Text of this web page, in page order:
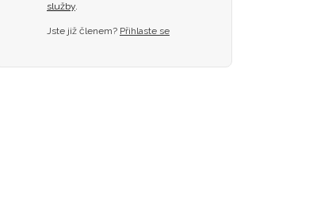
služby.
Jste již členem? Přihlaste se